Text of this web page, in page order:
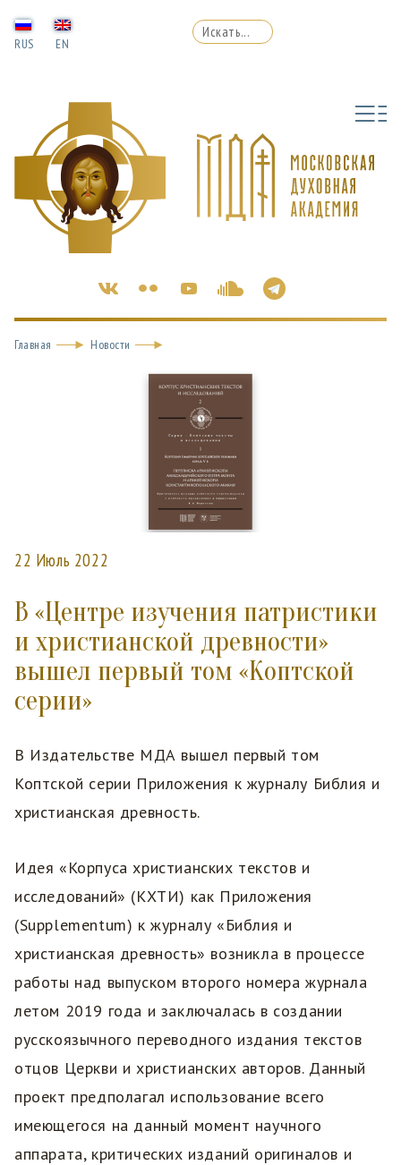
RUS EN
Главная Новости
22 Июль 2022
В «Центре изучения патристики
и христианской древности»
вышел первый том «Коптской
серии»
В Издательстве МДА вышел первый том
Коптской серии Приложения к журналу Библия и
христианская древность.
Идея «Корпуса христианских текстов и
исследований» (КХТИ) как Приложения
(Supplementum) к журналу «Библия и
христианская древность» возникла в процессе
работы над выпуском второго номера журнала
летом 2019 года и заключалась в создании
русскоязычного переводного издания текстов
отцов Церкви и христианских авторов. Данный
проект предполагал использование всего
имеющегося на данный момент научного
аппарата, критических изданий оригиналов и